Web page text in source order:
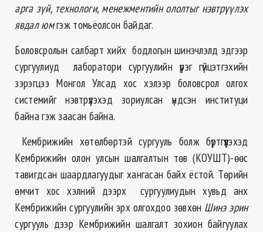
арга зүй, технологи, менежментийн ололтыг нэвтрүүлэх
явдал юмгэж томьёолсон байдаг.
Боловсролын салбарт хийх бодлогын шинэчлэлд эдгээр
сургуулиуд лаборатори сургуулийн үүрэг гүйцэтгэхийн
зэрэгцээ Монгол Улсад хос хэлээр боловсрол олгох
системийг нэвтрүүлэхэд зориулсан үндсэн институци
байна гэж заасан байна.
Кембрижийн хөтөлбөртэй сургууль болж бүртгүүлэхэд
Кембрижийн олон улсын шалгалтын төв (КОУШТ)-өөс
тавигдсан шаардлагуудыг хангасан байх ёстой. Төрийн
өмчит хос хэлний дээрх сургуулиудын хувьд анх
Кембрижийн сургуулийн эрх олгохдоо зөвхөн Шинэ эрин
сургууль дээр Кембрижийн шалгалт зохион байгуулах